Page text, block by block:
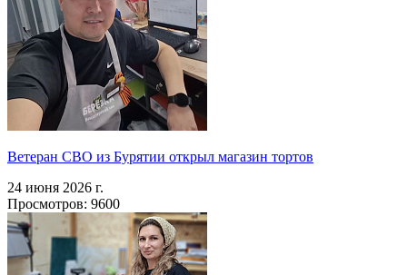
Ветеран СВО из Бурятии открыл магазин тортов
24 июня 2026 г.
Просмотров: 9600